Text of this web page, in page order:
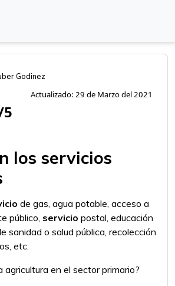
Godinez
Actualizado: 29 de Marzo del 2021
los servicios
de gas, agua potable, acceso a
público, servicio postal, educación
sanidad o salud pública, recolección
etc.
agricultura en el sector primario?